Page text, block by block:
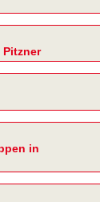
Pitzner
in